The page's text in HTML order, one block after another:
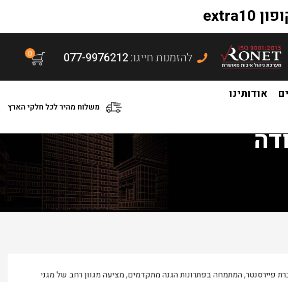
0 :להזמנות חייגו 077-9976212
אודותינו
פיירסנטר, המתמחה בפתרונות הגנה מתקדמים, מציעה מגוון רחב של מגני